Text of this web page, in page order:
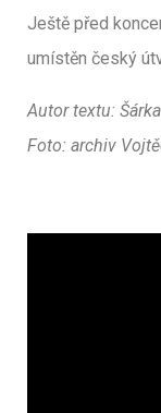
Ještě před
umístěn český
Autor textu:
Foto: archiv